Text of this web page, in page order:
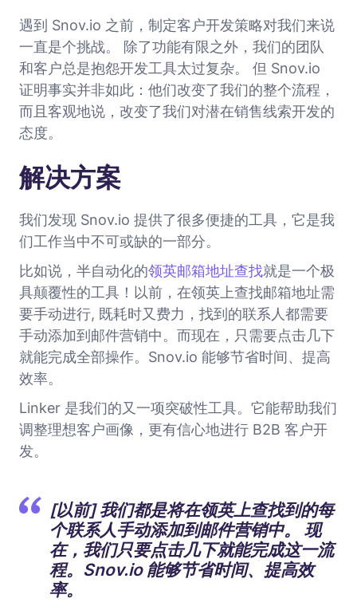
遇到 Snov.io 之前，制定客户开发策略对我们来说
一直是个挑战。 除了功能有限之外，我们的团队
和客户总是抱怨开发工具太过复杂。 但 Snov.io
证明事实并非如此：他们改变了我们的整个流程，
而且客观地说，改变了我们对潜在销售线索开发的
态度。
解决方案
我们发现 Snov.io 提供了很多便捷的工具，它是我
们工作当中不可或缺的一部分。
比如说，半自动化的领英邮箱地址查找就是一个极
具颠覆性的工具！以前，在领英上查找邮箱地址需
要手动进行, 既耗时又费力，找到的联系人都需要
手动添加到邮件营销中。而现在，只需要点击几下
就能完成全部操作。Snov.io 能够节省时间、提高
效率。
Linker 是我们的又一项突破性工具。它能帮助我们
调整理想客户画像，更有信心地进行 B2B 客户开
发。
[以前] 我们都是将在领英上查找到的每
个联系人手动添加到邮件营销中。 现
在，我们只要点击几下就能完成这一流
程。Snov.io 能够节省时间、提高效
率。